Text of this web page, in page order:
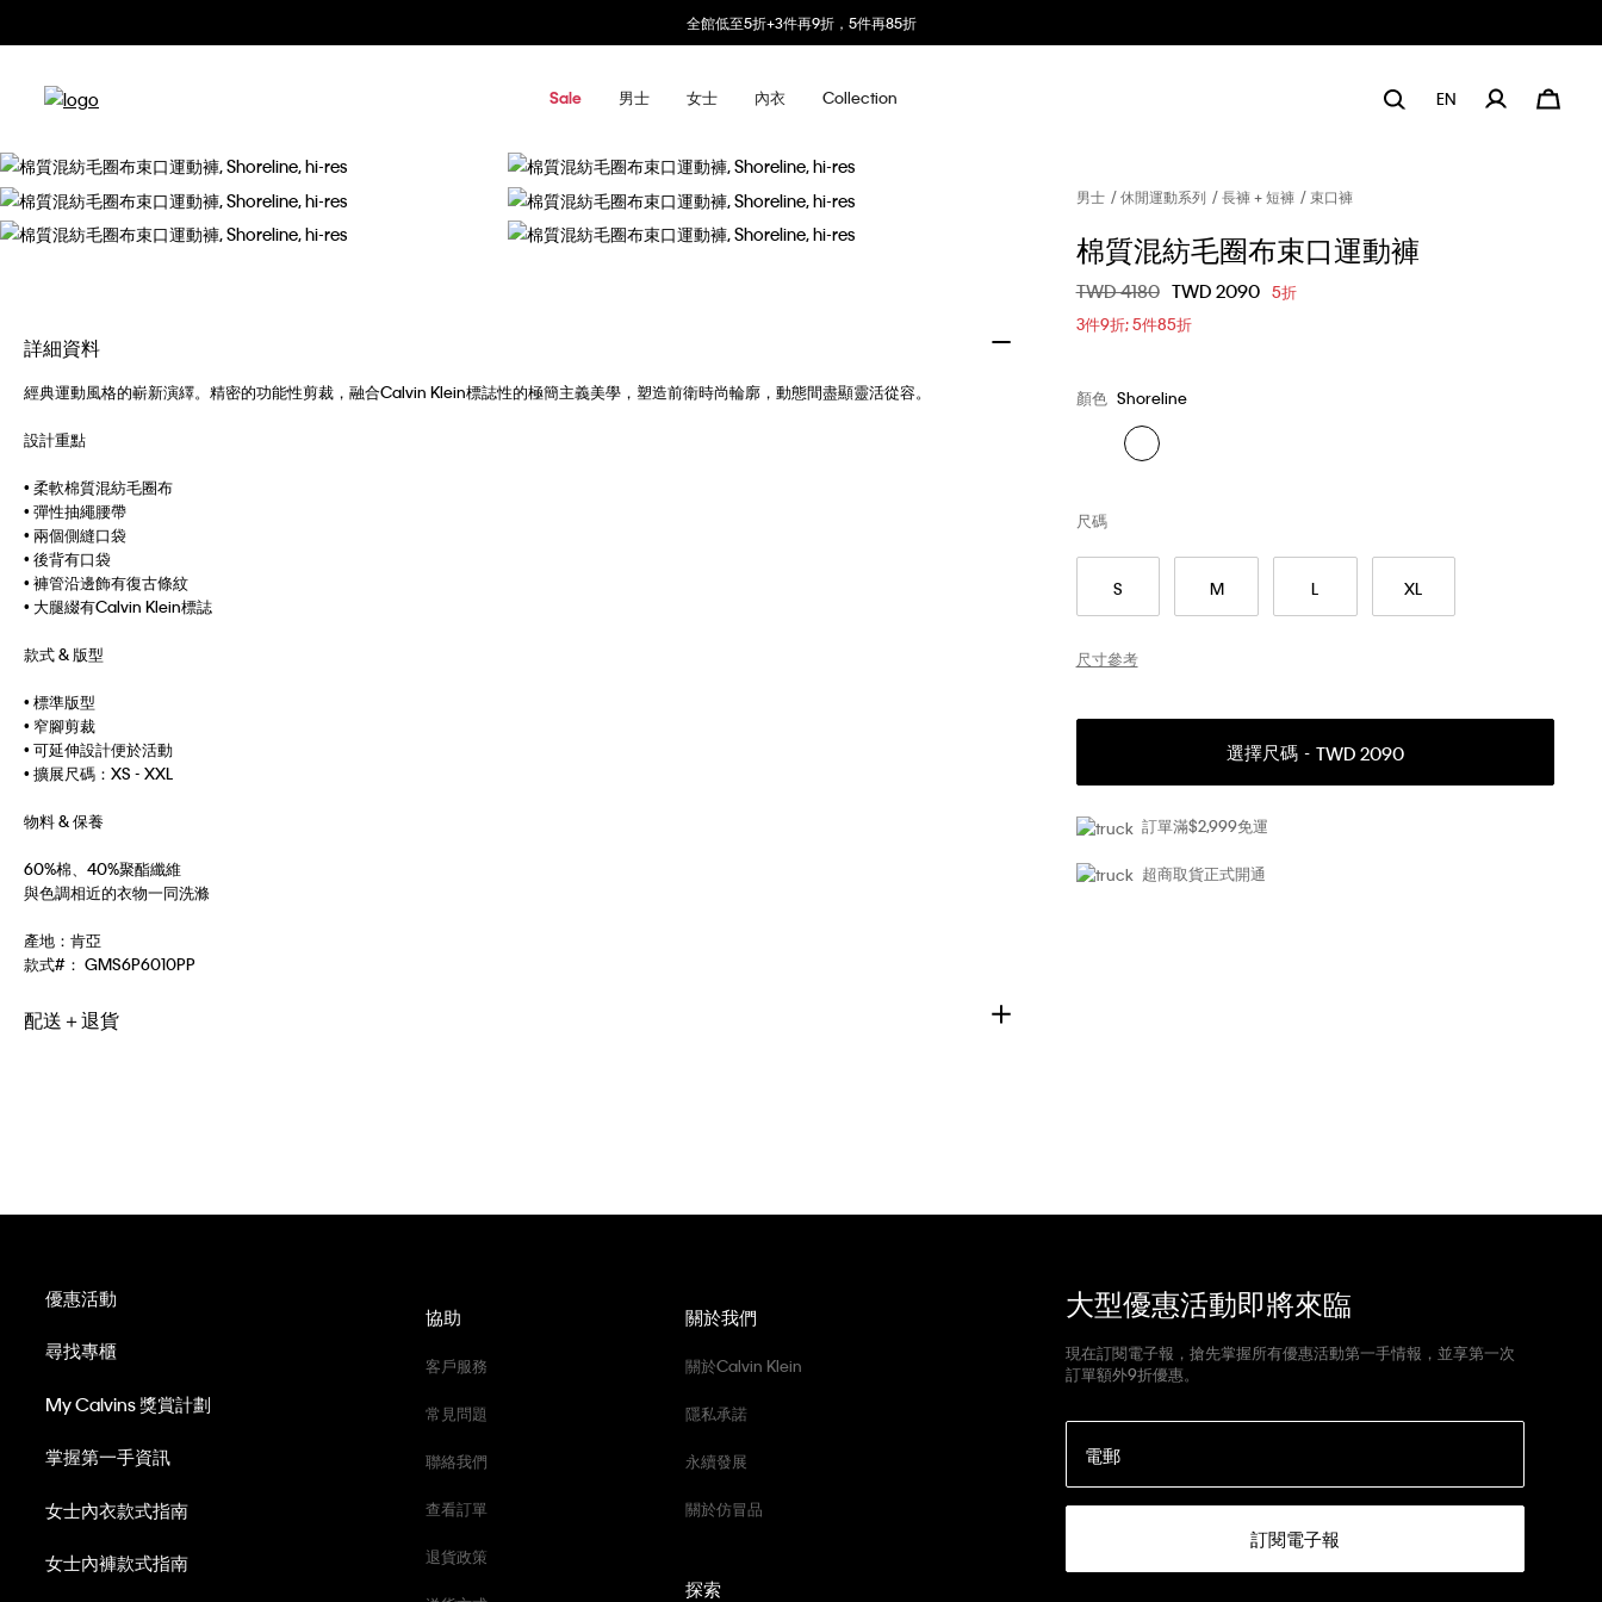
全館低至5折+3件再9折，5件再85折
Sale 男士 女士 內衣 Collection EN
詳細資料
經典運動風格的嶄新演繹。精密的功能性剪裁，融合Calvin Klein標誌性的極簡主義美學，塑造前衛時尚輪廓，動態間盡顯靈活從容。
設計重點
• 柔軟棉質混紡毛圈布
• 彈性抽繩腰帶
• 兩個側縫口袋
• 後背有口袋
• 褲管沿邊飾有復古條紋
• 大腿綴有Calvin Klein標誌
款式 & 版型
• 標準版型
• 窄腳剪裁
• 可延伸設計便於活動
• 擴展尺碼：XS - XXL
物料 & 保養
60%棉、40%聚酯纖維
與色調相近的衣物一同洗滌
產地：肯亞
款式#： GMS6P6010PP
配送＋退貨
男士 休閒運動系列 長褲 + 短褲 束口褲
棉質混紡毛圈布束口運動褲
價格扣減從
TWD 4180至TWD 2090 5折
3件9折; 5件85折
顏色 Shoreline
S M L XL
尺碼
尺寸參考
選擇尺碼 TWD 2090
訂單滿$2,999免運
超商取貨正式開通
大型優惠活動即將來臨
現在訂閱電子報，搶先掌握所有優惠活動第一手情報，並享第一次
訂單額外9折優惠。
電郵
訂閱電子報
協助
客戶服務
常見問題
聯絡我們
查看訂單
退貨政策
優惠活動
尋找專櫃
My Calvins 獎賞計劃
掌握第一手資訊
女士內衣款式指南
女士內褲款式指南
探索
關於我們
關於Calvin Klein
隱私承諾
永續發展
關於仿冒品